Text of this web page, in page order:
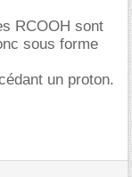
RCOOH sont
sous forme
un proton.